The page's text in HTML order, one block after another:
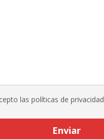
las políticas de privacidad